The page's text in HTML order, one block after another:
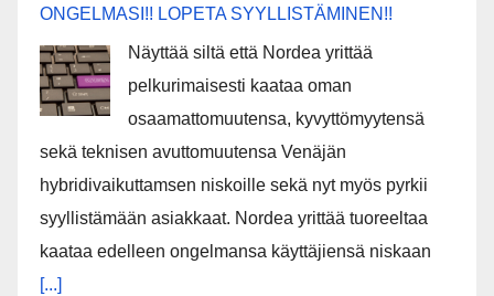
ONGELMASI!! LOPETA SYYLLISTÄMINEN!!
Näyttää siltä että Nordea yrittää
pelkurimaisesti kaataa oman
osaamattomuutensa, kyvyttömyytensä
sekä teknisen avuttomuutensa Venäjän
hybridivaikuttamsen niskoille sekä nyt myös pyrkii
syyllistämään asiakkaat. Nordea yrittää tuoreeltaa
kaataa edelleen ongelmansa käyttäjiensä niskaan
[...]